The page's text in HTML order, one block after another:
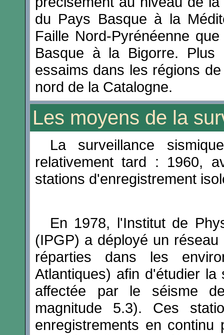
du Pays Basque à la
Faille Nord-Pyrénéenne
Basque à la Bigorre. Plus
essaims dans les régions
nord de la Catalogne.
Les moyens de la
La surveillance
relativement tard : 1960,
stations d'enregistrement
En 1978, l'Institut de
(IPGP) a déployé un
réparties dans les
Atlantiques) afin d'étudier
affectée par le séisme
magnitude 5.3). Ces
enregistrements en